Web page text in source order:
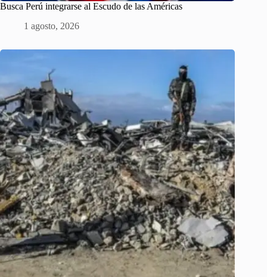
Busca Perú integrarse al Escudo de las Américas
1 agosto, 2026